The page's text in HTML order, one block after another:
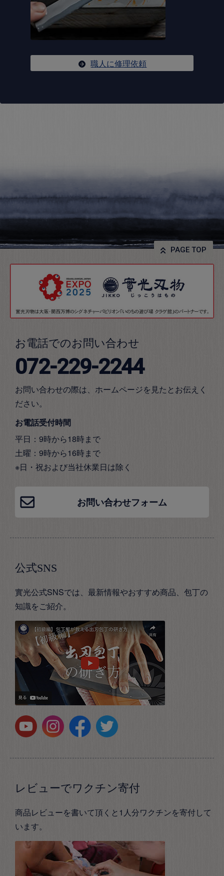
職人に修理依頼
PAGE TOP
お電話でのお問い合わせ
072-229-2244
お問い合わせの際は、ホームページを見たとお伝えく
ださい。
お電話受付時間
平日：9時から18時まで
土曜：9時から16時まで
※日・祝および当社休業日は除く
お問い合わせフォーム
公式SNS
實光公式SNSでは、最新情報やおすすめ商品、包丁の
知識をご紹介。
レビューでワクチン寄付
商品レビューを書いて頂くと1人分ワクチンを寄付して
います。